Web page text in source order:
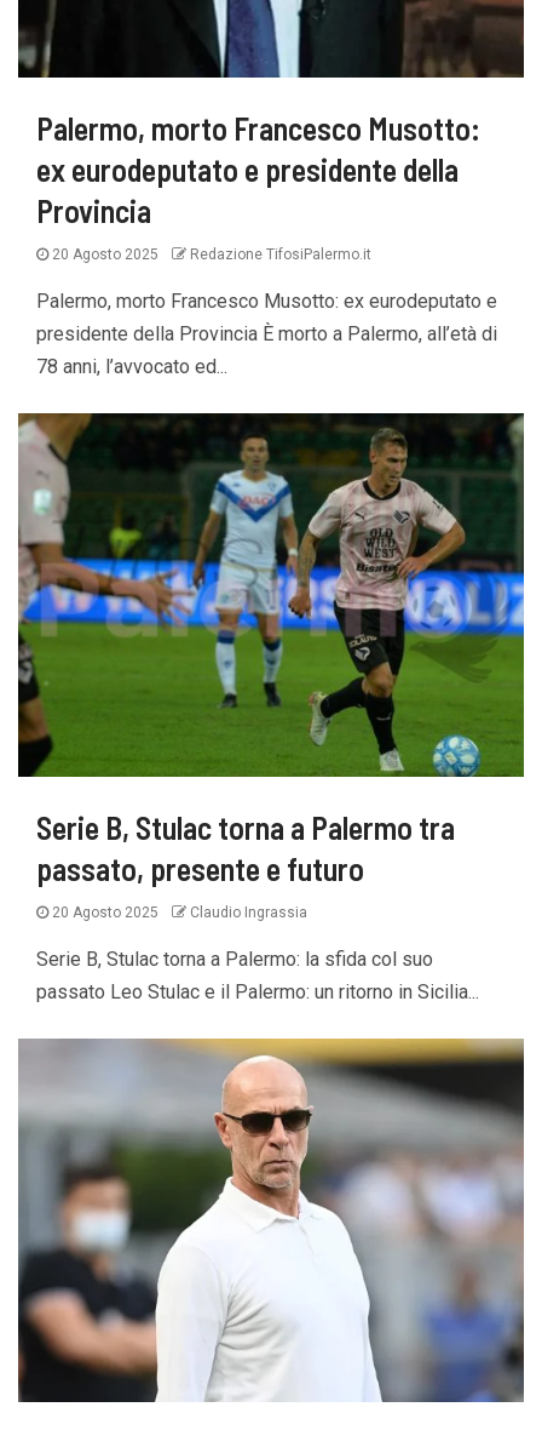
Palermo, morto Francesco Musotto:
ex eurodeputato e presidente della
Provincia
20 Agosto 2025 Redazione TifosiPalermo.it
Palermo, morto Francesco Musotto: ex eurodeputato e
presidente della Provincia È morto a Palermo, all’età di
78 anni, l’avvocato ed...
Serie B, Stulac torna a Palermo tra
passato, presente e futuro
20 Agosto 2025 Claudio Ingrassia
Serie B, Stulac torna a Palermo: la sfida col suo
passato Leo Stulac e il Palermo: un ritorno in Sicilia...